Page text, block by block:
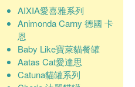
AIXIA愛喜雅系列
Animonda Carny 德國 卡
恩
Baby Like寶萊貓餐罐
Aatas Cat愛達思
Catuna貓罐系列